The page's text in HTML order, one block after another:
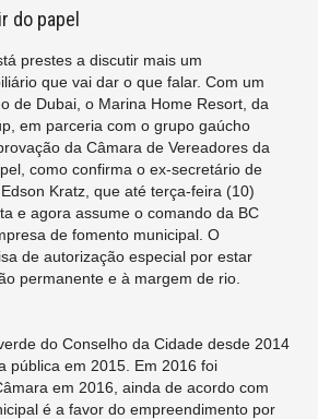
do papel
prestes a discutir mais um
que vai dar o que falar. Com um
de Dubai, o Marina Home Resort, da
em parceria com o grupo gaúcho
da Câmara de Vereadores da
como confirma o ex-secretário de
Kratz, que até terça-feira (10)
e agora assume o comando da BC
de fomento municipal. O
de autorização especial por estar
permanente e à margem de rio.
do Conselho da Cidade desde 2014
pública em 2015. Em 2016 foi
em 2016, ainda de acordo com
é a favor do empreendimento por